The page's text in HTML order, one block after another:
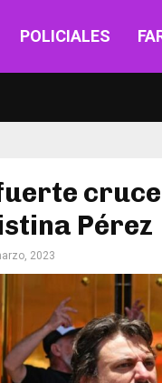
POLICIALES
Pérez
2023